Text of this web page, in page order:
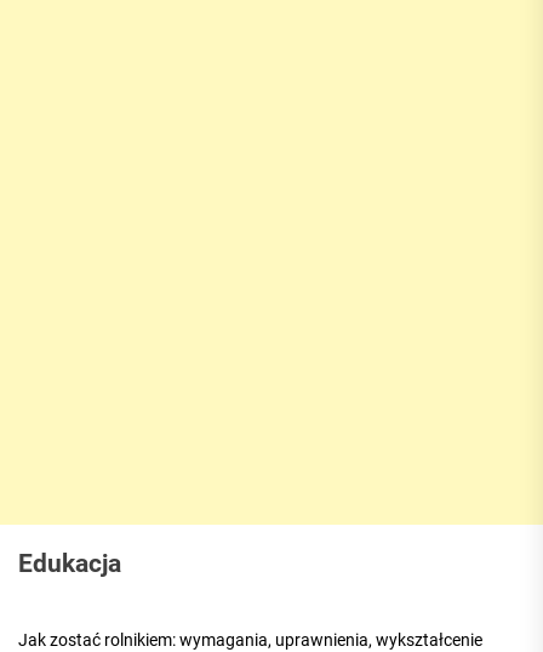
Edukacja
Jak zostać rolnikiem: wymagania, uprawnienia, wykształcenie